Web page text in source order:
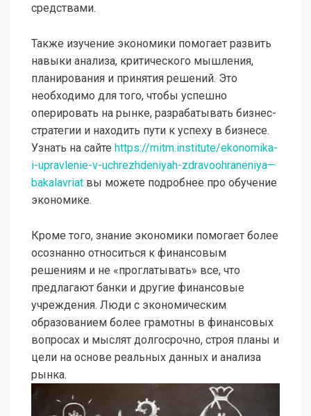
средствами.
Также изучение экономики помогает развить
навыки анализа, критического мышления,
планирования и принятия решений. Это
необходимо для того, чтобы успешно
оперировать на рынке, разрабатывать бизнес-
стратегии и находить пути к успеху в бизнесе.
Узнать на сайте https://mitm.institute/ekonomika-
i-upravlenie-v-uchrezhdeniyah-zdravoohraneniya—
bakalavriat вы можете подробнее про обучение
экономике.
Кроме того, знание экономики помогает более
осознанно относиться к финансовым
решениям и не «проглатывать» все, что
предлагают банки и другие финансовые
учреждения. Люди с экономическим
образованием более грамотны в финансовых
вопросах и мыслят долгосрочно, строя планы и
цели на основе реальных данных и анализа
рынка.